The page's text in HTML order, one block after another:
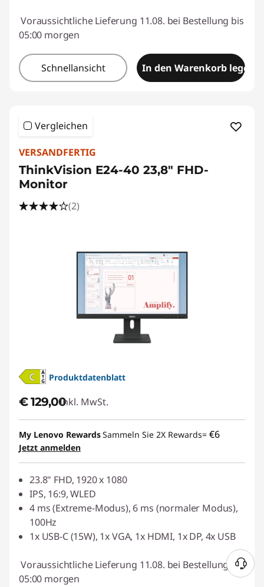
Voraussichtliche Lieferung 11.08. bei Bestellung bis
05:00 morgen
Schnellansicht In den Warenkorb legen
Vergleichen
VERSANDFERTIG
ThinkVision E24-40 23,8" FHD-
Monitor
(2)
Produktdatenblatt
€ 129,00Inkl. MwSt.
My Lenovo RewardsSammeln Sie 2X Rewards= €6
Jetzt anmelden
23.8" FHD, 1920 x 1080
IPS, 16:9, WLED
4 ms (Extreme-Modus), 6 ms (normaler Modus),
100Hz
1x USB-C (15W), 1x VGA, 1x HDMI, 1x DP, 4x USB
Voraussichtliche Lieferung 11.08. bei Bestellung bis
05:00 morgen